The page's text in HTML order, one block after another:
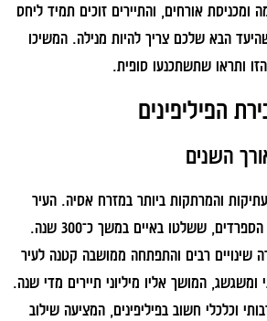
ומכניסת אורחים, והתיירים זוכים תמיד ליחס
הבא שלכם צריך להיות מנילה. המשיכו
ותראו שתשתכנעו סופית.
הפיליפינים
השנים
והמרתקות ביותר במזרח אסיה. העיר
נוסדה במאה ה־16 על ידי הספרדים, ששלטו באיים במשך כ־300 שנה.
שינויים רבים והתפתחה ממושבה קטנה לעיר
המושך אליו מיליוני תיירים מדי שנה.
וכלכלי חשוב בפיליפינים, המציעה שילוב